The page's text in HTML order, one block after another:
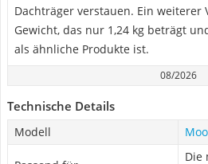
Dachträger verstauen. Ein weiterer
Gewicht, das nur 1,24 kg beträgt
als ähnliche Produkte ist.
08/2026
Technische Details
Modell
Die